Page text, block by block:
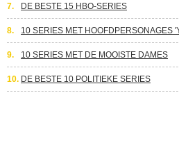
7. DE BESTE 15 HBO-SERIES
8. 10 SERIES MET HOOFDPERSONAGES
9. 10 SERIES MET DE MOOISTE DAMES
10. DE BESTE 10 POLITIEKE SERIES